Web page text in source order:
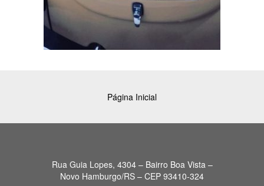
Página Inicial
Rua Guia Lopes, 4304 – Bairro Boa Vista –
Novo Hamburgo/RS – CEP 93410-324